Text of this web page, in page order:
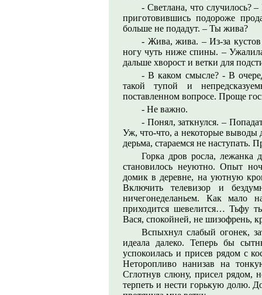
- Светлана, что случилось?
приготовившись подороже
больше не подадут. – Ты жива?
- Жива, жива. – Из-за кустов
ногу чуть ниже спины. –
дальше хворост и ветки для
- В каком смысле? - В
такой тупой и
поставленном вопросе. Проще
- Не важно.
- Понял, заткнулся. –
Уж, что-что, а некоторые выводы
дерьма, стараемся не наступать.
Горка дров росла, лежанка
становилось неуютно. Опыт
домик в деревне, на уютную
Включить телевизор и
ничегонеделаньем. Как мало
приходится шевелится… Тьфу
Вася, спокойней, не шизофрень,
Вспыхнул слабый огонек,
идеала далеко. Теперь бы
успокоилась и присев рядом с
Неторопливо нанизав на
Сглотнув слюну, присел рядом,
терпеть и нести горькую долю.